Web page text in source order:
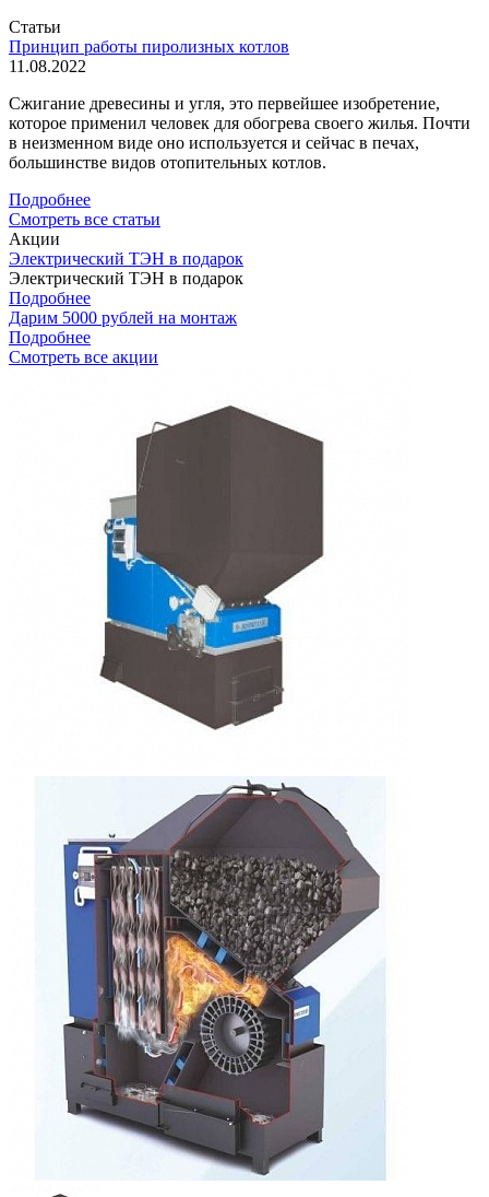
Статьи
Принцип работы пиролизных котлов
11.08.2022
Сжигание древесины и угля, это первейшее изобретение,
которое применил человек для обогрева своего жилья. Почти
в неизменном виде оно используется и сейчас в печах,
большинстве видов отопительных котлов.
Подробнее
Смотреть все статьи
Акции
Электрический ТЭН в подарок
Электрический ТЭН в подарок
Подробнее
Дарим 5000 рублей на монтаж
Подробнее
Смотреть все акции